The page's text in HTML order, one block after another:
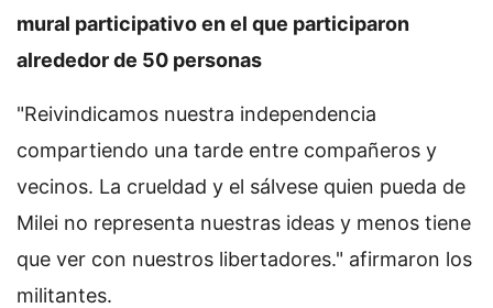
mural participativo en el que participaron
alrededor de 50 personas
"Reivindicamos nuestra independencia
compartiendo una tarde entre compañeros y
vecinos. La crueldad y el sálvese quien pueda de
Milei no representa nuestras ideas y menos tiene
que ver con nuestros libertadores." afirmaron los
militantes.